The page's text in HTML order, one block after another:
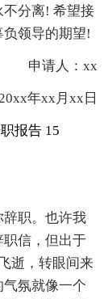
不分离! 希望接
领导的期望!
申请人：xx
年xx月xx日
职。也许我
信，但出于
逝，转眼间来
氛就像一个
报告 15